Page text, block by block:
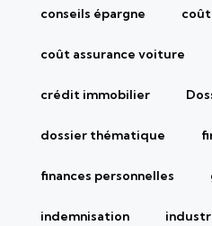
conseils épargne coût
coût assurance voiture
crédit immobilier
dossier thématique
finances personnelles
indemnisation